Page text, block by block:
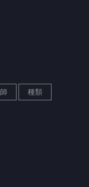
種類